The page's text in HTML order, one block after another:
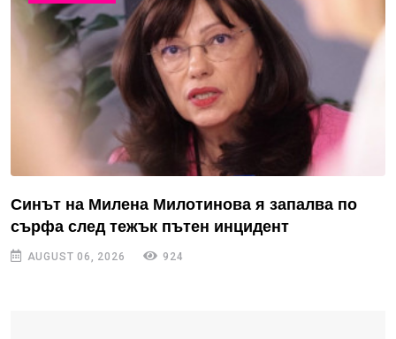
Синът на Милена Милотинова я запалва по
сърфа след тежък пътен инцидент
AUGUST 06, 2026 924